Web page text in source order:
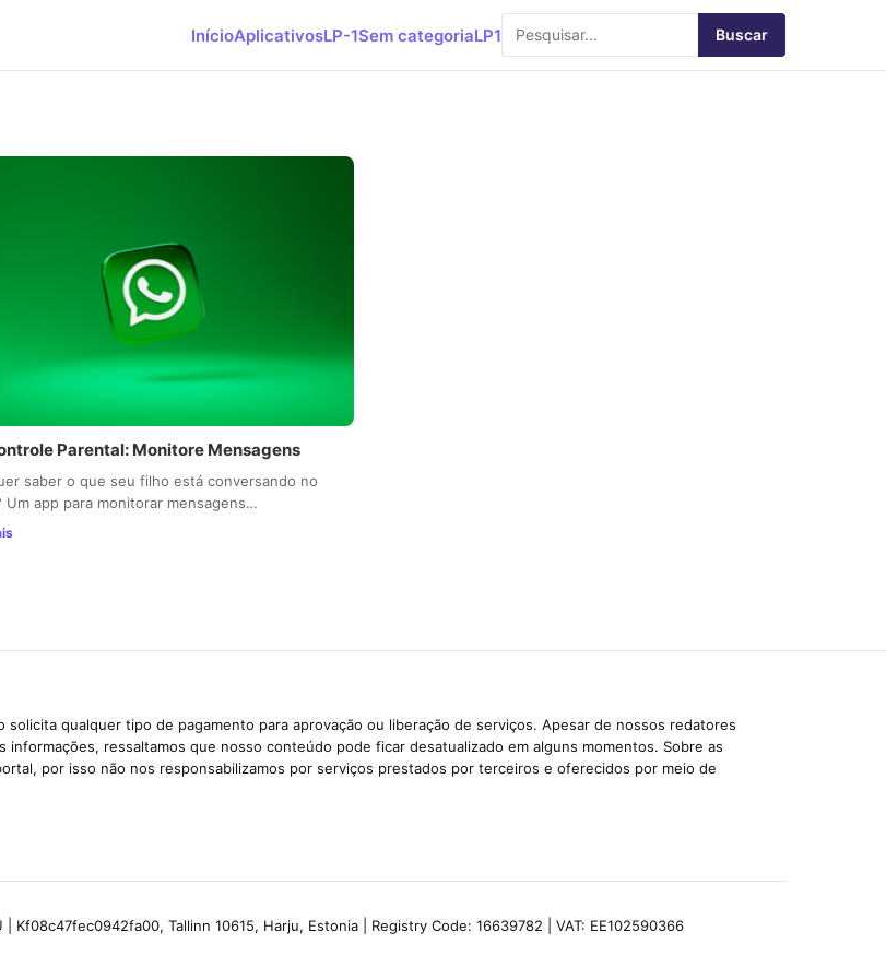
InícioAplicativosLP-1Sem categoriaLP1 Buscar
Parental: Monitore Mensagens
saber o que seu filho está conversando no
Um app para monitorar mensagens…
qualquer tipo de pagamento para aprovação ou liberação de serviços. Apesar de nossos redatores
ressaltamos que nosso conteúdo pode ficar desatualizado em alguns momentos. Sobre as
por isso não nos responsabilizamos por serviços prestados por terceiros e oferecidos por meio de
Kf08c47fec0942fa00, Tallinn 10615, Harju, Estonia | Registry Code: 16639782 | VAT: EE102590366